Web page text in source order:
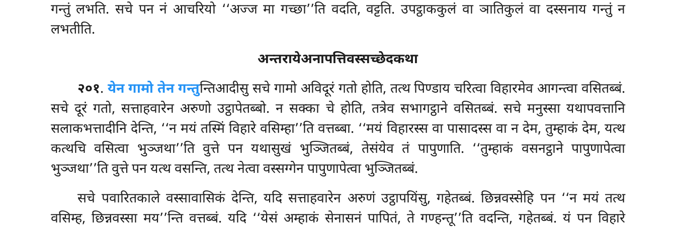
गन्तुं लभति. सचे पन नं आचरियो ‘‘अज्ज मा गच्छा’’ति वदति, वट्टति. उपट्ठाककुलं वा ञातिकुलं वा दस्सनाय गन्तुं न
लभतीति.
अन्तरायेअनापत्तिवस्सच्छेदकथा
२०१.येन गामो तेन गन्तुन्तिआदीसु सचे गामो अविदूरं गतो होति, तत्थ पिण्डाय चरित्वा विहारमेव आगन्त्वा वसितब्बं.
सचे दूरं गतो, सत्ताहवारेन अरुणो उट्ठापेतब्बो. न सक्का चे होति, तत्रेव सभागट्ठाने वसितब्बं. सचे मनुस्सा यथापवत्तानि
सलाकभत्तादीनि देन्ति, ‘‘न मयं तस्मिं विहारे वसिम्हा’’ति वत्तब्बा. ‘‘मयं विहारस्स वा पासादस्स वा न देम, तुम्हाकं देम, यत्थ
कत्थचि वसित्वा भुञ्जथा’’ति वुत्ते पन यथासुखं भुञ्जितब्बं, तेसंयेव तं पापुणाति. ‘‘तुम्हाकं वसनट्ठाने पापुणापेत्वा
भुञ्जथा’’ति वुत्ते पन यत्थ वसन्ति, तत्थ नेत्वा वस्सग्गेन पापुणापेत्वा भुञ्जितब्बं.
सचे पवारितकाले वस्सावासिकं देन्ति, यदि सत्ताहवारेन अरुणं उट्ठापयिंसु, गहेतब्बं. छिन्नवस्सेहि पन ‘‘न मयं तत्थ
वसिम्ह, छिन्नवस्सा मय’’न्ति वत्तब्बं. यदि ‘‘येसं अम्हाकं सेनासनं पापितं, ते गण्हन्तू’’ति वदन्ति, गहेतब्बं. यं पन विहारे